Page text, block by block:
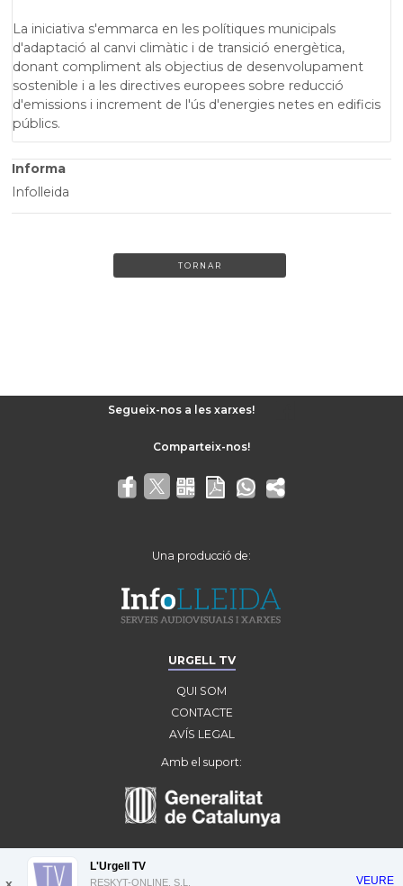
La iniciativa s'emmarca en les polítiques municipals
d'adaptació al canvi climàtic i de transició energètica,
donant compliment als objectius de desenvolupament
sostenible i a les directives europees sobre reducció
d'emissions i increment de l'ús d'energies netes en edificis
públics.
Informa
Infolleida
TORNAR
Segueix-nos a les xarxes!
Una producció de:
URGELL TV
QUI SOM
CONTACTE
AVÍS LEGAL
Amb el suport:
L'Urgell TV
RESKYT-ONLINE, S.L. VEURE